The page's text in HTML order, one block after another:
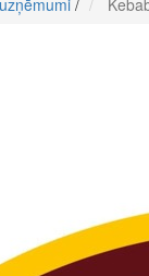
/